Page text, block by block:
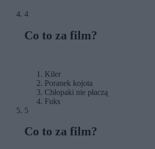
4
Co to za film?
Kiler
Poranek kojota
Chłopaki nie płaczą
Fuks
5
Co to za film?